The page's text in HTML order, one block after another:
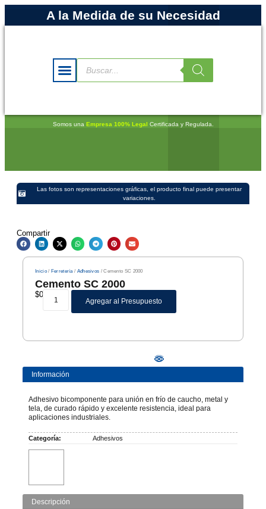
A la Medida de su Necesidad
Somos una Empresa 100% Legal Certificada y Regulada.
Las fotos son representaciones gráficas, el producto final puede presentar
variaciones.
Compartir
Inicio/ Ferretería / Adhesivos / Cemento SC 2000
Cemento SC 2000
$0
Agregar al Presupuesto
Información
Descripción
Adhesivo bicomponente para unión en frío de caucho, metal y
tela, de curado rápido y excelente resistencia, ideal para
aplicaciones industriales.
Categoría: Adhesivos